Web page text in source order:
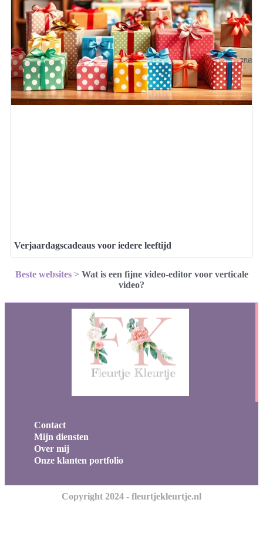
Verjaardagscadeaus voor iedere leeftijd
Beste websites> Wat is een fijne video-editor voor verticale
video?
Contact
Mijn diensten
Over mij
Onze klanten portfolio
Copyright 2024 - fleurtjekleurtje.nl